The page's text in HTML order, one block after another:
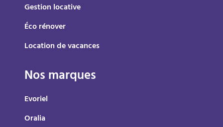
Gestion locative
Éco rénover
Location de vacances
Nos marques
Evoriel
Oralia